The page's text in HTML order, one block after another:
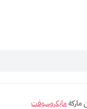
مايكروسوفت